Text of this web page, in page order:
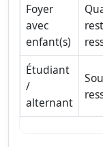
Foyer
avec
enfant(s)
Étudiant
/
alternant